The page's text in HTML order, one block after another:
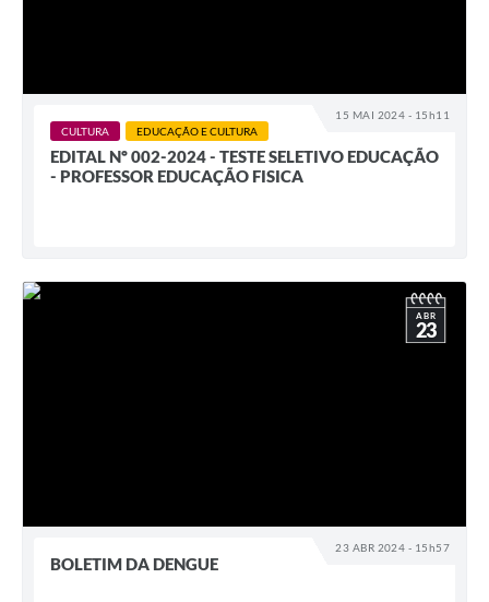
15 MAI 2024 - 15h11
CULTURA EDUCAÇÃO E CULTURA
EDITAL Nº 002-2024 - TESTE SELETIVO EDUCAÇÃO
- PROFESSOR EDUCAÇÃO FISICA
23 ABR 2024 - 15h57
ABR
23
BOLETIM DA DENGUE